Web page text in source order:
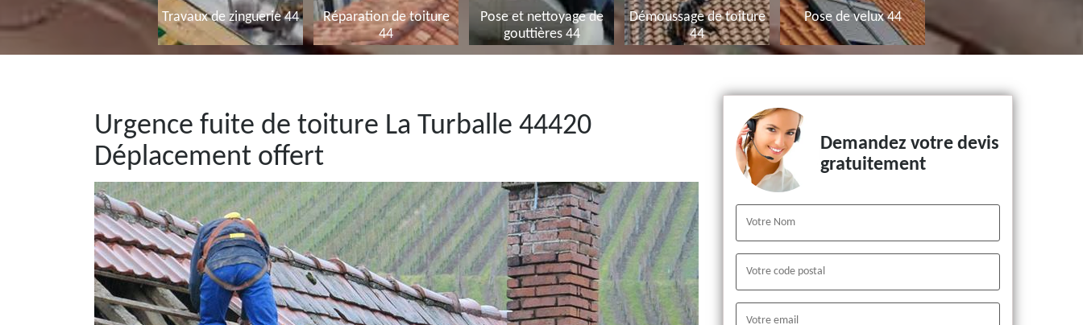
Travaux de zinguerie 44
Réparation de toiture
44
Pose et nettoyage de
gouttières 44
Démoussage de toiture
44
Pose de velux 44
Urgence fuite de toiture La Turballe 44420
Déplacement offert
Demandez votre devis
gratuitement